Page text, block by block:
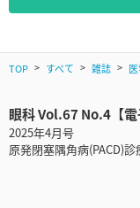
TOP すべて 雑誌
眼科 Vol.67 No.4【電
2025年4月号
原発閉塞隅角病(PACD)